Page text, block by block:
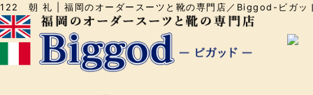
122 朝 礼 | 福岡のオーダースーツと靴の専門店／Biggod-ビガッ